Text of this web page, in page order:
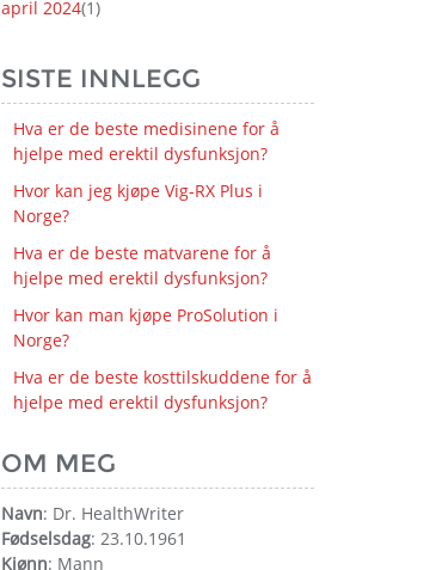
april 2024(1)
SISTE INNLEGG
Hva er de beste medisinene for å
hjelpe med erektil dysfunksjon?
Hvor kan jeg kjøpe Vig-RX Plus i
Norge?
Hva er de beste matvarene for å
hjelpe med erektil dysfunksjon?
Hvor kan man kjøpe ProSolution i
Norge?
Hva er de beste kosttilskuddene for å
hjelpe med erektil dysfunksjon?
OM MEG
Navn: Dr. HealthWriter
Fødselsdag: 23.10.1961
Kjønn: Mann